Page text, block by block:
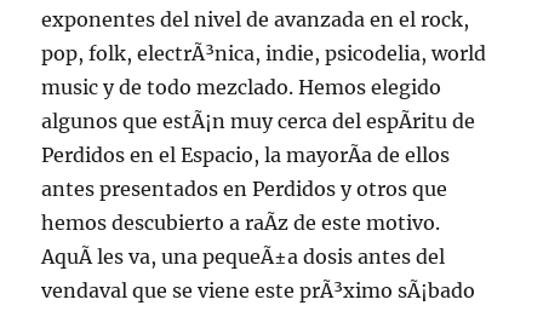
exponentes del nivel de avanzada en el rock,
pop, folk, electrÃ³nica, indie, psicodelia, world
music y de todo mezclado. Hemos elegido
algunos que estÃ¡n muy cerca del espÃ­ritu de
Perdidos en el Espacio, la mayorÃ­a de ellos
antes presentados en Perdidos y otros que
hemos descubierto a raÃ­z de este motivo.
AquÃ­ les va, una pequeÃ±a dosis antes del
vendaval que se viene este prÃ³ximo sÃ¡bado